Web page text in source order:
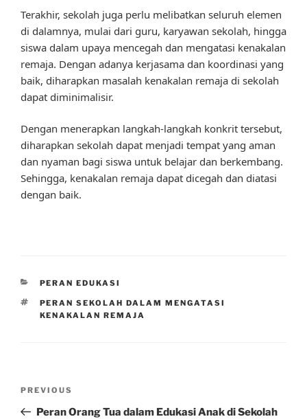
Terakhir, sekolah juga perlu melibatkan seluruh elemen
di dalamnya, mulai dari guru, karyawan sekolah, hingga
siswa dalam upaya mencegah dan mengatasi kenakalan
remaja. Dengan adanya kerjasama dan koordinasi yang
baik, diharapkan masalah kenakalan remaja di sekolah
dapat diminimalisir.
Dengan menerapkan langkah-langkah konkrit tersebut,
diharapkan sekolah dapat menjadi tempat yang aman
dan nyaman bagi siswa untuk belajar dan berkembang.
Sehingga, kenakalan remaja dapat dicegah dan diatasi
dengan baik.
CATEGORIES
PERAN EDUKASI
TAGS
PERAN SEKOLAH DALAM MENGATASI
KENAKALAN REMAJA
Previous
Post
PREVIOUS
Peran Orang Tua dalam Edukasi Anak di Sekolah